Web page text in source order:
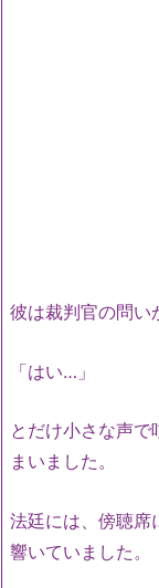
彼は裁判官の問い
「はい…」
とだけ小さな声で
まいました。
法廷には、傍聴席
響いていました。